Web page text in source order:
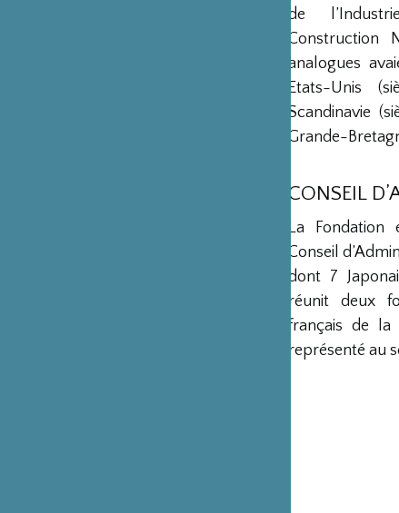
de
Construction
analogues
Etats-Unis
Scandinavie
Grande-
CONSEIL
La
Conseil
dont 7
réunit deux
français de
représenté au